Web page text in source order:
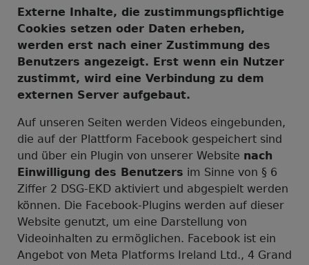
Externe Inhalte, die zustimmungspflichtige
Cookies setzen oder Daten erheben,
werden erst nach einer Zustimmung des
Benutzers angezeigt. Erst wenn ein Nutzer
zustimmt, wird eine Verbindung zu dem
externen Server aufgebaut.
Auf unseren Seiten werden Videos eingebunden,
die auf der Plattform Facebook gespeichert sind
und über ein Plugin von unserer Website nach
Einwilligung des Benutzers im Sinne von § 6
Ziffer 2 DSG-EKD aktiviert und abgespielt werden
können. Die Facebook-Plugins werden auf dieser
Website genutzt, um eine Darstellung von
Videoinhalten zu ermöglichen. Facebook ist ein
Angebot von Meta Platforms Ireland Ltd., 4 Grand